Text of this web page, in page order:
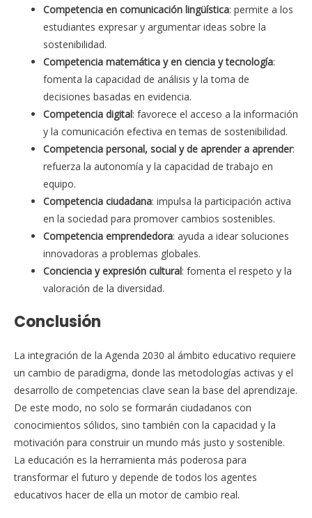
Competencia en comunicación lingüística: permite a los
estudiantes expresar y argumentar ideas sobre la
sostenibilidad.
Competencia matemática y en ciencia y tecnología:
fomenta la capacidad de análisis y la toma de
decisiones basadas en evidencia.
Competencia digital: favorece el acceso a la información
y la comunicación efectiva en temas de sostenibilidad.
Competencia personal, social y de aprender a aprender:
refuerza la autonomía y la capacidad de trabajo en
equipo.
Competencia ciudadana: impulsa la participación activa
en la sociedad para promover cambios sostenibles.
Competencia emprendedora: ayuda a idear soluciones
innovadoras a problemas globales.
Conciencia y expresión cultural: fomenta el respeto y la
valoración de la diversidad.
Conclusión
La integración de la Agenda 2030 al ámbito educativo requiere
un cambio de paradigma, donde las metodologías activas y el
desarrollo de competencias clave sean la base del aprendizaje.
De este modo, no solo se formarán ciudadanos con
conocimientos sólidos, sino también con la capacidad y la
motivación para construir un mundo más justo y sostenible.
La educación es la herramienta más poderosa para
transformar el futuro y depende de todos los agentes
educativos hacer de ella un motor de cambio real.